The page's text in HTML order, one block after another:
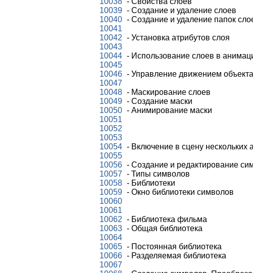
10039 - Создание и удаление слоев
10040 - Создание и удаление папок
10041
10042 - Установка атрибутов слоя
10043
10044 - Использование слоев в
10045
10046 - Управление движением объекта
10047
10048 - Маскирование слоев
10049 - Создание маски
10050 - Анимирование маски
10051
10052
10053
10054 - Включение в сцену нескольких
10055
10056 - Создание и редактирование
10057 - Типы символов
10058 - Библиотеки
10059 - Окно библиотеки символов
10060
10061
10062 - Библиотека фильма
10063 - Общая библиотека
10064
10065 - Постоянная библиотека
10066 - Разделяемая библиотека
10067